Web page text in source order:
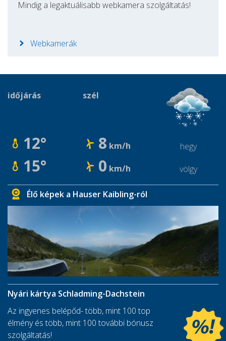
Mindig a legaktuálisabb webkamera szolgáltatás!
Webkamerák
időjárás szél
12° 8 km/h hegy
15° 0 km/h völgy
Élő képek a Hauser Kaibling-ról
Nyári kártya Schladming-Dachstein
Az ingyenes belépőd- több, mint 100 top
élmény és több, mint 100 további bónusz
szolgáltatás!